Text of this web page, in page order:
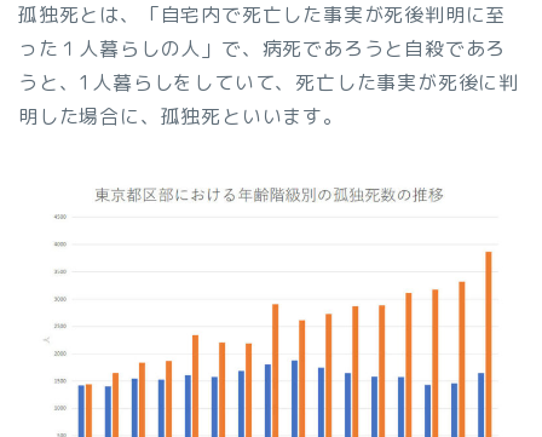
孤独死とは、「自宅内で死亡した事実が死後判明に至
った１人暮らしの人」で、病死であろうと自殺であろ
うと、1人暮らしをしていて、死亡した事実が死後に判
明した場合に、孤独死といいます。